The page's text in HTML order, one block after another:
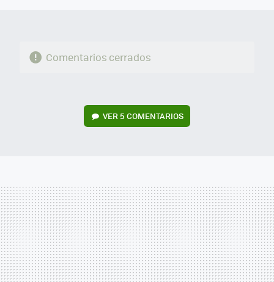
Comentarios cerrados
VER5 COMENTARIOS